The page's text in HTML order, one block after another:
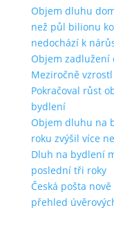
Objem dluhu
než půl bilionu
nedochází k
Objem zadlužení
Meziročně
Pokračoval růst
bydlení
Objem dluhu na
roku zvýšil více
Dluh na bydlení
poslední tři roky
Česká pošta
přehled